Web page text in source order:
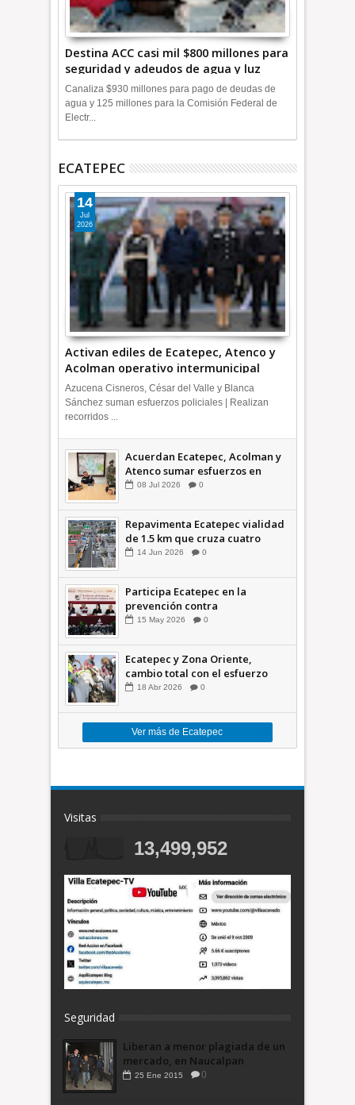
Destina ACC casi mil $800 millones para
seguridad y adeudos de agua y luz
+Video
Canaliza $930 millones para pago de deudas de
agua y 125 millones para la Comisión Federal de
Electr...
ECATEPEC
Activan ediles de Ecatepec, Atenco y
Acolman operativo intermunicipal
14
Jul
2026
Azucena Cisneros, César del Valle y Blanca
Sánchez suman esfuerzos policiales | Realizan
recorridos ...
Acuerdan Ecatepec, Acolman y
Atenco sumar esfuerzos en
seguridad
08 Jul 2026 0
Repavimenta Ecatepec vialidad
de 1.5 km que cruza cuatro
comunidades +Video
14 Jun 2026 0
Participa Ecatepec en la
prevención contra
inundaciones en el Valle de
15 May 2026 0
Ecatepec y Zona Oriente,
cambio total con el esfuerzo
conjunto: Azucena; retiran 21
18 Abr 2026 0
Ver más de Ecatepec
Visitas
13,499,952
Seguridad
Liberan a menor plagiada de un
mercado, en Naucalpan
25 Ene 2015 0